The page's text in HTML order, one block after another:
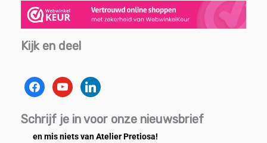
Kijk en deel
facebookyoutubelinkedin
Schrijf je in voor onze nieuwsbrief
en mis niets van Atelier Pretiosa!